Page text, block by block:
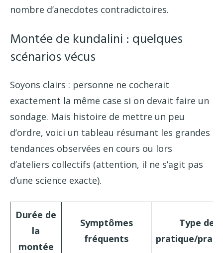
nombre d’anecdotes contradictoires.
Montée de kundalini : quelques
scénarios vécus
Soyons clairs : personne ne cocherait
exactement la même case si on devait faire un
sondage. Mais histoire de mettre un peu
d’ordre, voici un tableau résumant les grandes
tendances observées en cours ou lors
d’ateliers collectifs (attention, il ne s’agit pas
d’une science exacte).
Durée de
la
montée
Symptômes
fréquents
Type de
pratique/